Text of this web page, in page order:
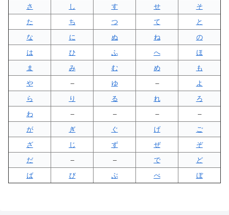
さ
し す せ
そ
た
ち つ て
と
な
に ぬ ね
の
は
ひ ふ へ
ほ
ま
み む め
も
や
– ゆ –
よ
ら
り る れ
ろ
わ
– – –
–
が
ぎ ぐ げ
ご
ざ
じ ず ぜ
ぞ
だ
– – で
ど
ば
び ぶ べ ぼ